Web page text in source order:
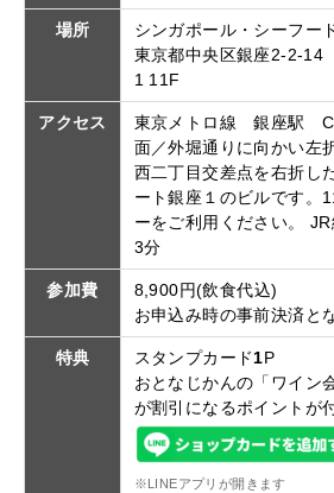
場所
シンガポール・シーフー
東京都中央区銀座2-2-
1 11F
アクセス
東京メトロ線 銀座駅
面／外堀通りに向かい左
西二丁目交差点を右折し
ート銀座１のビルです。
ーをご利用ください。
3分
参加費
8,900円(飲食代込)
お申込み時の事前決済と
特典 スタンプカード1P
おとなじかんの「ワイン
が割引になるポイントが
※LINEアプリが開きます